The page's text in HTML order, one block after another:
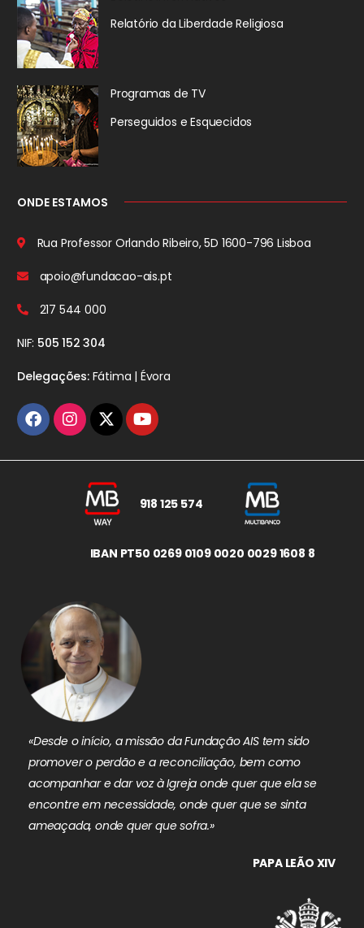
Relatório da Liberdade Religiosa
Programas de TV
Perseguidos e Esquecidos
ONDE ESTAMOS
Rua Professor Orlando Ribeiro, 5D 1600-796 Lisboa
apoio@fundacao-ais.pt
217 544 000
NIF: 505 152 304
Delegações:Fátima | Évora
918 125 574
IBAN PT50 0269 0109 0020 0029 1608 8
«Desde o início, a missão da Fundação AIS tem sido
promover o perdão e a reconciliação, bem como
acompanhar e dar voz à Igreja onde quer que ela se
encontre em necessidade, onde quer que se sinta
ameaçada, onde quer que sofra.»
PAPA LEÃO XIV